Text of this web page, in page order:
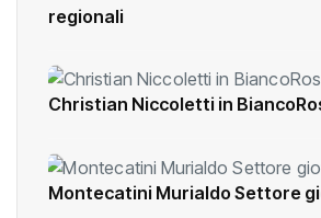
regionali
Christian Niccoletti in
Montecatini Murialdo Settore